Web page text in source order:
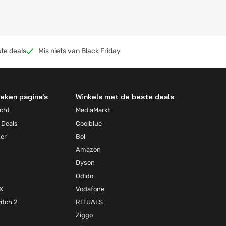
deals Mis niets van Black Friday
pagina's
2
Winkels met de beste deals
MediaMarkt
Coolblue
Bol
Amazon
Dyson
Odido
Vodafone
RITUALS
Ziggo